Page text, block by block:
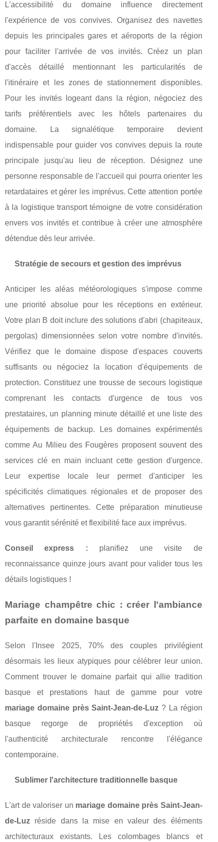
L'accessibilité du domaine influence directement
l'expérience de vos convives. Organisez des navettes
depuis les principales gares et aéroports de la région
pour faciliter l'arrivée de vos invités. Créez un plan
d'accès détaillé mentionnant les particularités de
l'itinéraire et les zones de stationnement disponibles.
Pour les invités logeant dans la région, négociez des
tarifs préférentiels avec les hôtels partenaires du
domaine. La signalétique temporaire devient
indispensable pour guider vos convives depuis la route
principale jusqu'au lieu de réception. Désignez une
personne responsable de l'accueil qui pourra orienter les
retardataires et gérer les imprévus. Cette attention portée
à la logistique transport témoigne de votre considération
envers vos invités et contribue à créer une atmosphère
détendue dès leur arrivée.
Stratégie de secours et gestion des imprévus
Anticiper les aléas météorologiques s'impose comme
une priorité absolue pour les réceptions en extérieur.
Votre plan B doit inclure des solutions d'abri (chapiteaux,
pergolas) dimensionnées selon votre nombre d'invités.
Vérifiez que le domaine dispose d'espaces couverts
suffisants ou négociez la location d'équipements de
protection. Constituez une trousse de secours logistique
comprenant les contacts d'urgence de tous vos
prestataires, un planning minute détaillé et une liste des
équipements de backup. Les domaines expérimentés
comme Au Milieu des Fougères proposent souvent des
services clé en main incluant cette gestion d'urgence.
Leur expertise locale leur permet d'anticiper les
spécificités climatiques régionales et de proposer des
alternatives pertinentes. Cette préparation minutieuse
vous garantit sérénité et flexibilité face aux imprévus.
Conseil express : planifiez une visite de
reconnaissance quinze jours avant pour valider tous les
détails logistiques !
Mariage champêtre chic : créer l'ambiance
parfaite en domaine basque
Selon l'Insee 2025, 70% des couples privilégient
désormais les lieux atypiques pour célébrer leur union.
Comment trouver le domaine parfait qui allie tradition
basque et prestations haut de gamme pour votre
mariage domaine près Saint-Jean-de-Luz ? La région
basque regorge de propriétés d'exception où
l'authenticité architecturale rencontre l'élégance
contemporaine.
Sublimer l'architecture traditionnelle basque
L'art de valoriser un mariage domaine près Saint-Jean-
de-Luz réside dans la mise en valeur des éléments
architecturaux existants. Les colombages blancs et